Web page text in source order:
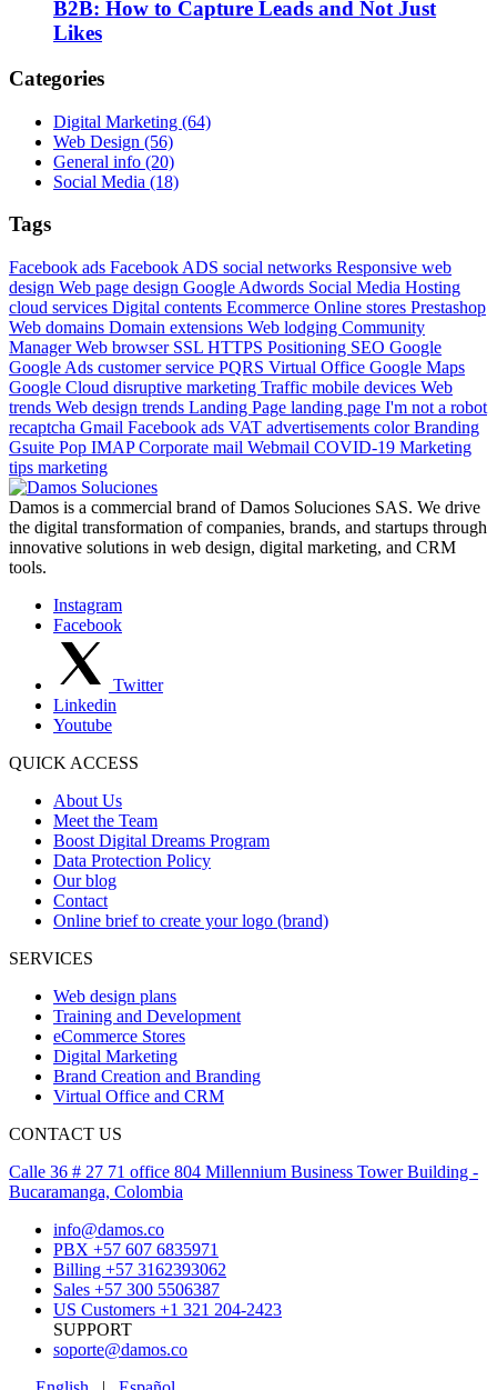
B2B: How to Capture Leads and Not Just
Likes
Categories
Digital Marketing (64)
Web Design (56)
General info (20)
Social Media (18)
Tags
Facebook ads Facebook ADS social networks Responsive web
design Web page design Google Adwords Social Media Hosting
cloud services Digital contents Ecommerce Online stores Prestashop
Web domains Domain extensions Web lodging Community
ManagerWeb browser SSL HTTPS Positioning SEO Google
Google Ads customer service PQRS Virtual Office Google Maps
Google Cloud disruptive marketing Traffic mobile devices Web
trends Web design trends Landing Page landing page I'm not a robot
recaptcha Gmail Facebook ads VAT advertisements colorBranding
Gsuite Pop IMAPCorporate mail Webmail COVID-19 Marketing
tips marketing
Damos is a commercial brand of Damos Soluciones SAS. We drive
the digital transformation of companies, brands, and startups through
innovative solutions in web design, digital marketing, and CRM
tools.
Instagram
Facebook
Twitter
Linkedin
Youtube
QUICK ACCESS
About Us
Meet the Team
Boost Digital Dreams Program
Data Protection Policy
Our blog
Contact
Online brief to create your logo (brand)
SERVICES
Web design plans
Training and Development
eCommerce Stores
Digital Marketing
Brand Creation and Branding
Virtual Office and CRM
CONTACT US
Calle 36 # 27 71 office 804 Millennium Business Tower Building -
Bucaramanga, Colombia
info@damos.co
PBX +57 607 6835971
Billing +57 3162393062
Sales +57 300 5506387
US Customers +1 321 204-2423
SUPPORT
soporte@damos.co